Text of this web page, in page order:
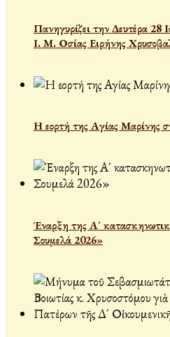
Πανηγυρίζει την Δευτέρα 28
Ι. Μ. Οσίας Ειρήνης
Η εορτή της Αγίας Μαρίνης
Έναρξη της Α´
Σουμελά 2026»